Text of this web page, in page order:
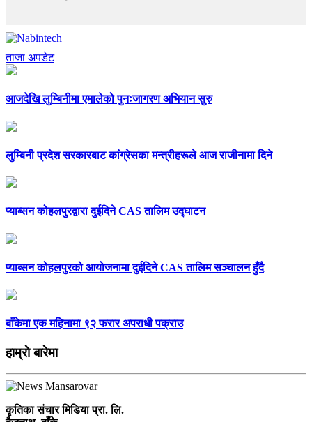
ताजा अपडेट
आजदेखि लुम्बिनीमा एमालेको पुनःजागरण अभियान सुरु
लुम्बिनी प्रदेश सरकारबाट कांग्रेसका मन्त्रीहरूले आज राजीनामा दिने
प्याब्सन कोहलपुरद्वारा दुईदिने CAS तालिम उद्घाटन
प्याब्सन कोहलपुरको आयोजनामा दुईदिने CAS तालिम सञ्चालन हुँदै
बाँकेमा एक महिनामा ९२ फरार अपराधी पक्राउ
हाम्राे बारेमा
कृतिका संचार मिडिया प्रा. लि.